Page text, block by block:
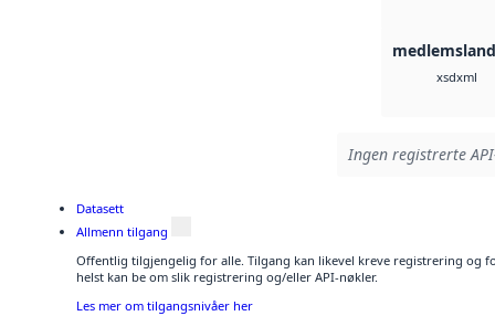
xsdxml
Ingen registrerte
Datasett
Allmenn tilgang
Offentlig tilgjengelig for alle. Tilgang kan likevel kreve registrering og
helst kan be om slik registrering og/eller API-nøkler.
Les mer om tilgangsnivåer her